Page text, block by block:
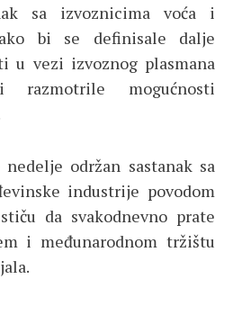
sa izvoznicima voća i
bi se definisale dalje
u vezi izvoznog plasmana
mogućnosti
održan sastanak sa
industrije povodom
da svakodnevno prate
i međunarodnom tržištu